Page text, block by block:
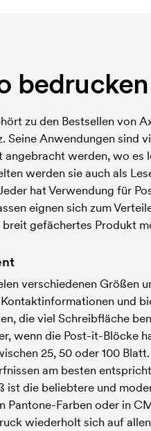
bedrucken
zu den Bestsellen von
Seine Anwendungen
angebracht werden, wo
werden sie auch als
hat Verwendung für
eignen sich zum
gefächertes Produkt
verschiedenen Größen
und
die viel Schreibfläche
wenn die Post-it-Blöcke
25, 50 oder 100
am besten
ist die beliebtere und
Pantone-Farben oder in
wiederholt sich auf